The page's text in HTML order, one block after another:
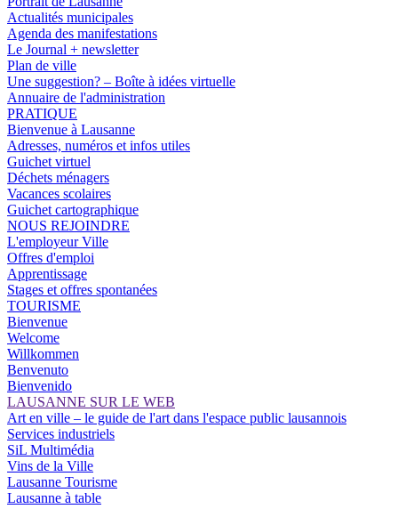
Actualités municipales
Agenda des manifestations
Le Journal + newsletter
Plan de ville
Une suggestion? – Boîte à idées virtuelle
Annuaire de l'administration
PRATIQUE
Bienvenue à Lausanne
Adresses, numéros et infos utiles
Guichet virtuel
Déchets ménagers
Vacances scolaires
Guichet cartographique
NOUS REJOINDRE
L'employeur Ville
Offres d'emploi
Apprentissage
Stages et offres spontanées
TOURISME
Bienvenue
Welcome
Willkommen
Benvenuto
Bienvenido
LAUSANNE SUR LE WEB
Art en ville – le guide de l'art dans l'espace public lausannois
Services industriels
SiL Multimédia
Vins de la Ville
Lausanne Tourisme
Lausanne à table